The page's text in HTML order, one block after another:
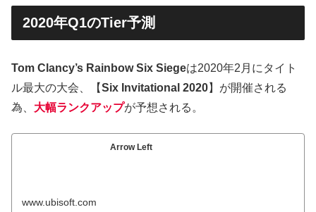
2020年Q1のTier予測
Tom Clancy’s Rainbow Six Siegeは2020年2月にタイト
ル最大の大会、【Six Invitational 2020】が開催される
為、 大幅ランクアップが予想される。
Arrow Left
www.ubisoft.com